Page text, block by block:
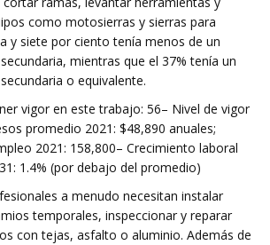
como motosierras y sierras para
y siete por ciento tenía menos de un
mientras que el 37% tenía un
o equivalente.
vigor en este trabajo: 56– Nivel de vigor
promedio 2021: $48,890 anuales;
2021: 158,800– Crecimiento laboral
1.4% (por debajo del promedio)
a menudo necesitan instalar
temporales, inspeccionar y reparar
con tejas, asfalto o aluminio. Además de